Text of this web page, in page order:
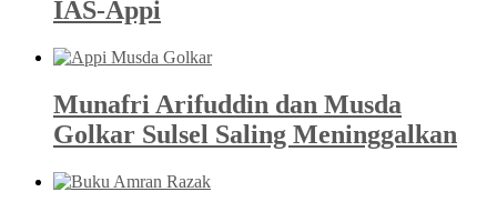
IAS-Appi
Munafri Arifuddin dan Musda
Golkar Sulsel Saling Meninggalkan